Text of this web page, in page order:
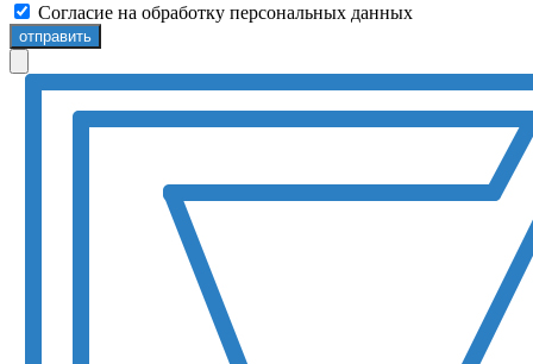
Согласие на обработку персональных данных
отправить